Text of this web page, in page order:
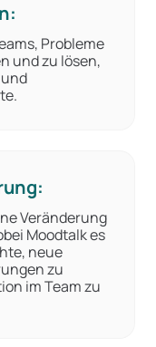
Probleme
und zu lösen,
Veränderung
Moodtalk es
neue
zu
im Team zu